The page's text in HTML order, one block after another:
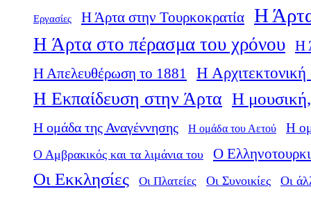
Εργασίες Η Άρτα στην Τουρκοκρατία Η
Η Άρτα στο πέρασμα του χρόνου Η
Η Απελευθέρωση το 1881
Η
Η Εκπαίδευση στην Άρτα Η μουσική,
Η ομάδα της Αναγέννησης Η ομάδα του Αετού Η
Ο Αμβρακικός και τα λιμάνια του Ο
Οι Εκκλησίες Οι Πλατείες Οι Συνοικίες Οι